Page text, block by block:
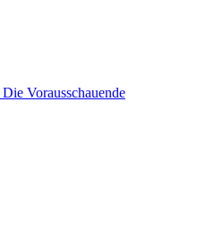
Die Vorausschauende